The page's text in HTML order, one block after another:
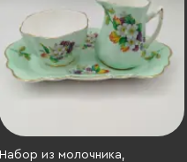
Набор из молочника,